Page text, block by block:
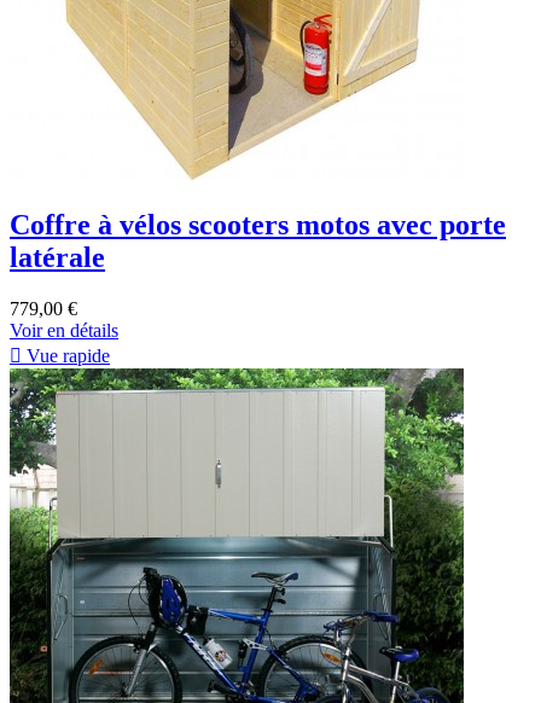
Coffre à vélos scooters motos avec porte
latérale
779,00 €
Voir en détails
 Vue rapide